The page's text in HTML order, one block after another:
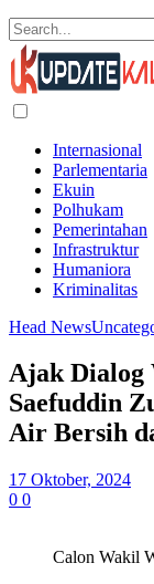
Internasional
Parlementaria
Ekuin
Polhukam
Pemerintahan
Infrastruktur
Humaniora
Kriminalitas
Head News
Ajak Dialog
Saefuddin
Air Bersih
17 Oktober, 2024
0 0
Calon Wakil